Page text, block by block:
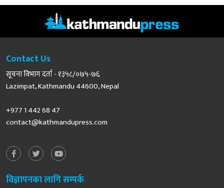
Contact Us
सूचना विभाग दर्ता - १३५८/०७५-७६
Lazimpat, Kathmandu 44600, Nepal
+977 1 442 68 47
contact@kathmandupress.com
विज्ञापनका लागि सम्पर्क